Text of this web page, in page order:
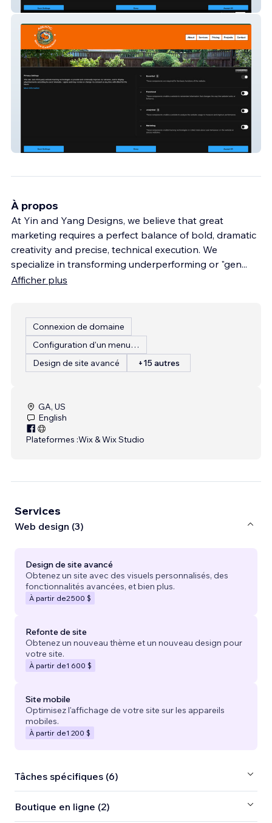
Beholder Aquatics
Aquatic Water Gardeners
À propos
At Yin and Yang Designs, we believe that great
marketing requires a perfect balance of bold, dramatic
creativity and precise, technical execution. We
specialize in transforming underperforming or "gen...
Afficher plus
Connexion de domaine
Configuration d'un menu de restaurant
Design de site avancé
+15 autres
GA, US
English
Plateformes :Wix & Wix Studio
Services
Web design (3)
Design de site avancé
Obtenez un site avec des visuels personnalisés, des
fonctionnalités avancées, et bien plus.
À partir de2 500 $
Refonte de site
Obtenez un nouveau thème et un nouveau design pour
votre site.
À partir de1 600 $
Site mobile
Optimisez l'affichage de votre site sur les appareils
mobiles.
À partir de1 200 $
Tâches spécifiques (6)
Boutique en ligne (2)